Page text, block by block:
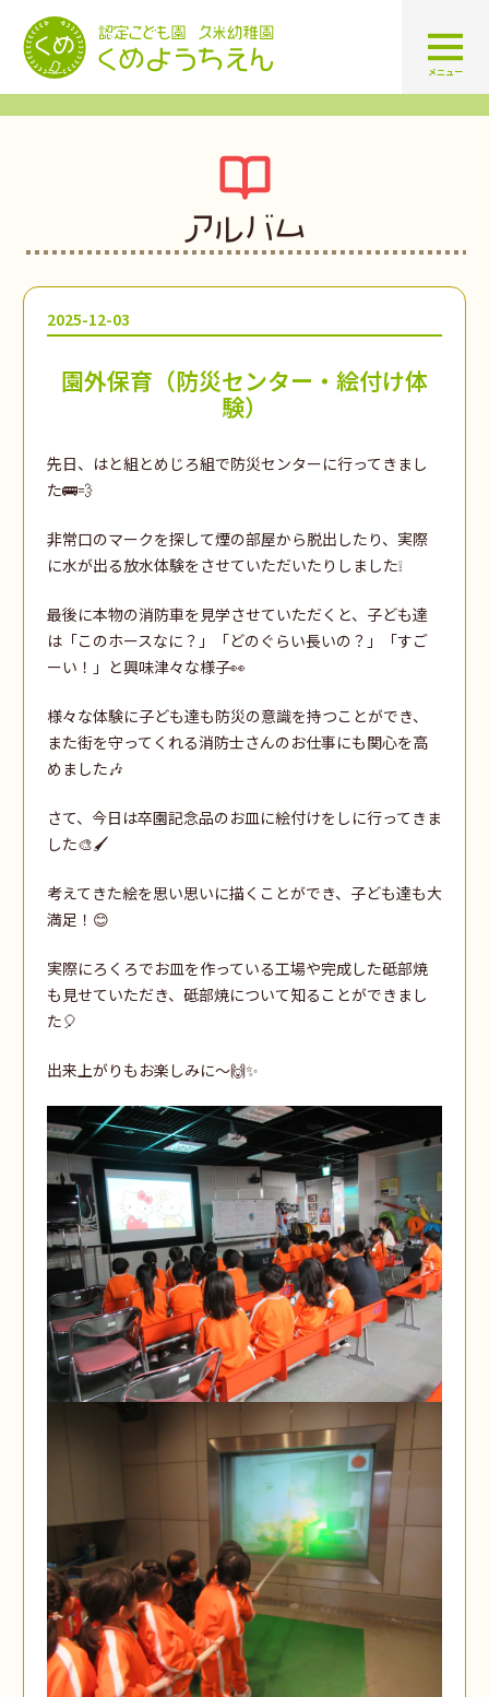
認定こども園 学校法人久米幼
メニュー
アルバム
2025-12-03
園外保育（防災センター・絵付け体
験）
先日、はと組とめじろ組で防災センターに行ってきまし
た🚌💨
非常口のマークを探して煙の部屋から脱出したり、実際
に水が出る放水体験をさせていただいたりしました❕
最後に本物の消防車を見学させていただくと、子ども達
は「このホースなに？」「どのぐらい長いの？」「すご
ーい！」と興味津々な様子👀
様々な体験に子ども達も防災の意識を持つことができ、
また街を守ってくれる消防士さんのお仕事にも関心を高
めました🎶
さて、今日は卒園記念品のお皿に絵付けをしに行ってきま
した🎨🖌️
考えてきた絵を思い思いに描くことができ、子ども達も大
満足！😊
実際にろくろでお皿を作っている工場や完成した砥部焼
も見せていただき、砥部焼について知ることができまし
た🎈
出来上がりもお楽しみに～🙌✨